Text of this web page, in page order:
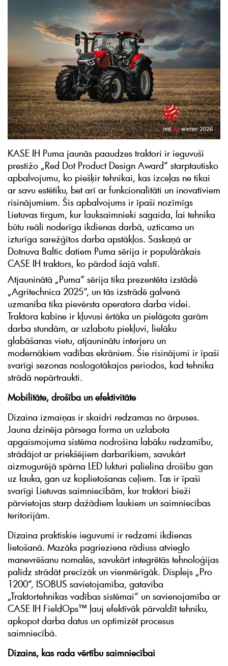
KASE IH Puma jaunās paaudzes traktori ir ieguvuši
prestižo „Red Dot Product Design Award“ starptautisko
apbalvojumu, ko piešķir tehnikai, kas izceļas ne tikai
ar savu estētiku, bet arī ar funkcionalitāti un inovatīviem
risinājumiem. Šis apbalvojums ir īpaši nozīmīgs
Lietuvas tirgum, kur lauksaimnieki sagaida, lai tehnika
būtu reāli noderīga ikdienas darbā, uzticama un
izturīga sarežģītos darba apstākļos. Saskaņā ar
Dotnuva Baltic datiem Puma sērija ir populārākais
CASE IH traktors, ko pārdod šajā valstī.
Atjauninātā „Puma“ sērija tika prezentēta izstādē
„Agritechnica 2025“, un tās izstrādē galvenā
uzmanība tika pievērsta operatora darba videi.
Traktora kabīne ir kļuvusi ērtāka un pielāgota garām
darba stundām, ar uzlabotu piekļuvi, lielāku
glabāšanas vietu, atjauninātu interjeru un
modernākiem vadības ekrāniem. Šie risinājumi ir īpaši
svarīgi sezonas noslogotākajos periodos, kad tehnika
strādā nepārtraukti.
Mobilitāte, drošība un efektivitāte
Dizaina izmaiņas ir skaidri redzamas no ārpuses.
Jauna dzinēja pārsega forma un uzlabota
apgaismojuma sistēma nodrošina labāku redzamību,
strādājot ar priekšējiem darbarīkiem, savukārt
aizmugurējā spārna LED lukturi palielina drošību gan
uz lauka, gan uz koplietošanas ceļiem. Tas ir īpaši
svarīgi Lietuvas saimniecībām, kur traktori bieži
pārvietojas starp dažādiem laukiem un saimniecības
teritorijām.
Dizaina praktiskie ieguvumi ir redzami ikdienas
lietošanā. Mazāks pagrieziena rādiuss atvieglo
manevrēšanu nomalēs, savukārt integrētās tehnoloģijas
palīdz strādāt precīzāk un vienmērīgāk. Displejs „Pro
1200“, ISOBUS savietojamība, gatavība
„Traktortehnikas vadības sistēmai“ un savienojamība ar
CASE IH FieldOps™ ļauj efektīvāk pārvaldīt tehniku,
apkopot darba datus un optimizēt procesus
saimniecībā.
Dizains, kas rada vērtību saimniecībai